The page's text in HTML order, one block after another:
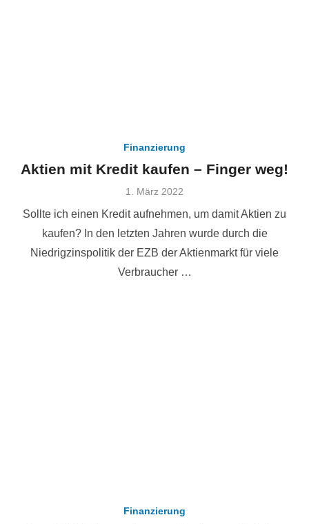
Finanzierung
Aktien mit Kredit kaufen – Finger weg!
Veröffentlicht
1. März 2022
Sollte ich einen Kredit aufnehmen, um damit Aktien zu
kaufen? In den letzten Jahren wurde durch die
Niedrigzinspolitik der EZB der Aktienmarkt für viele
Verbraucher …
Finanzierung